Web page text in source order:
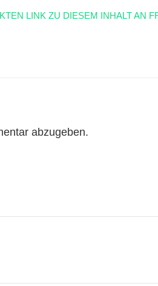
LINK ZU DIESEM INHALT AN
abzugeben.